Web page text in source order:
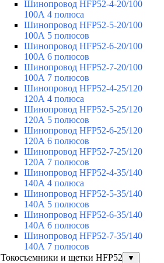
Шинопровод HFP52-4-20/100
100А 4 полюса
Шинопровод HFP52-5-20/100
100А 5 полюсов
Шинопровод HFP52-6-20/100
100А 6 полюсов
Шинопровод HFP52-7-20/100
100А 7 полюсов
Шинопровод HFP52-4-25/120
120А 4 полюса
Шинопровод HFP52-5-25/120
120А 5 полюсов
Шинопровод HFP52-6-25/120
120А 6 полюсов
Шинопровод HFP52-7-25/120
120А 7 полюсов
Шинопровод HFP52-4-35/140
140А 4 полюса
Шинопровод HFP52-5-35/140
140А 5 полюсов
Шинопровод HFP52-6-35/140
140А 6 полюсов
Шинопровод HFP52-7-35/140
140А 7 полюсов
Токосъемники и щетки HFP52
▼